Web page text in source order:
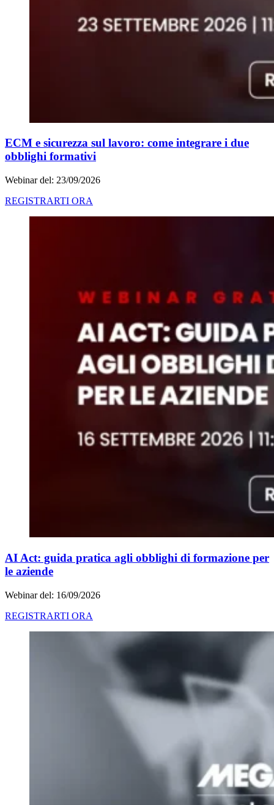
ECM e sicurezza sul lavoro: come integrare i due
obblighi formativi
Webinar del: 23/09/2026
REGISTRARTI ORA
AI Act: guida pratica agli obblighi di formazione per
le aziende
Webinar del: 16/09/2026
REGISTRARTI ORA